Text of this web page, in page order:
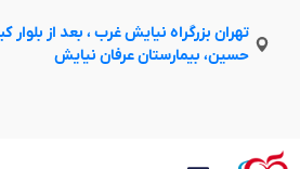
تهران بزرگراه نیایش غرب ، بعد از بلوار کبیری
حسین، بیمارستان عرفان نیایش